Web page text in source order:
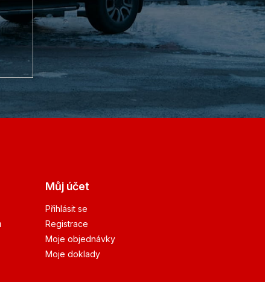
Můj účet
Přihlásit se
Registrace
Moje objednávky
Moje doklady